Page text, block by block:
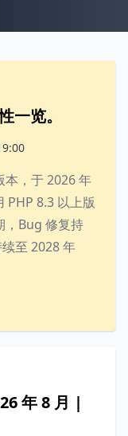
一览。
本，于 2026 年
PHP 8.3 以上版
，Bug 修复持
至 2028 年
年 8 月 |